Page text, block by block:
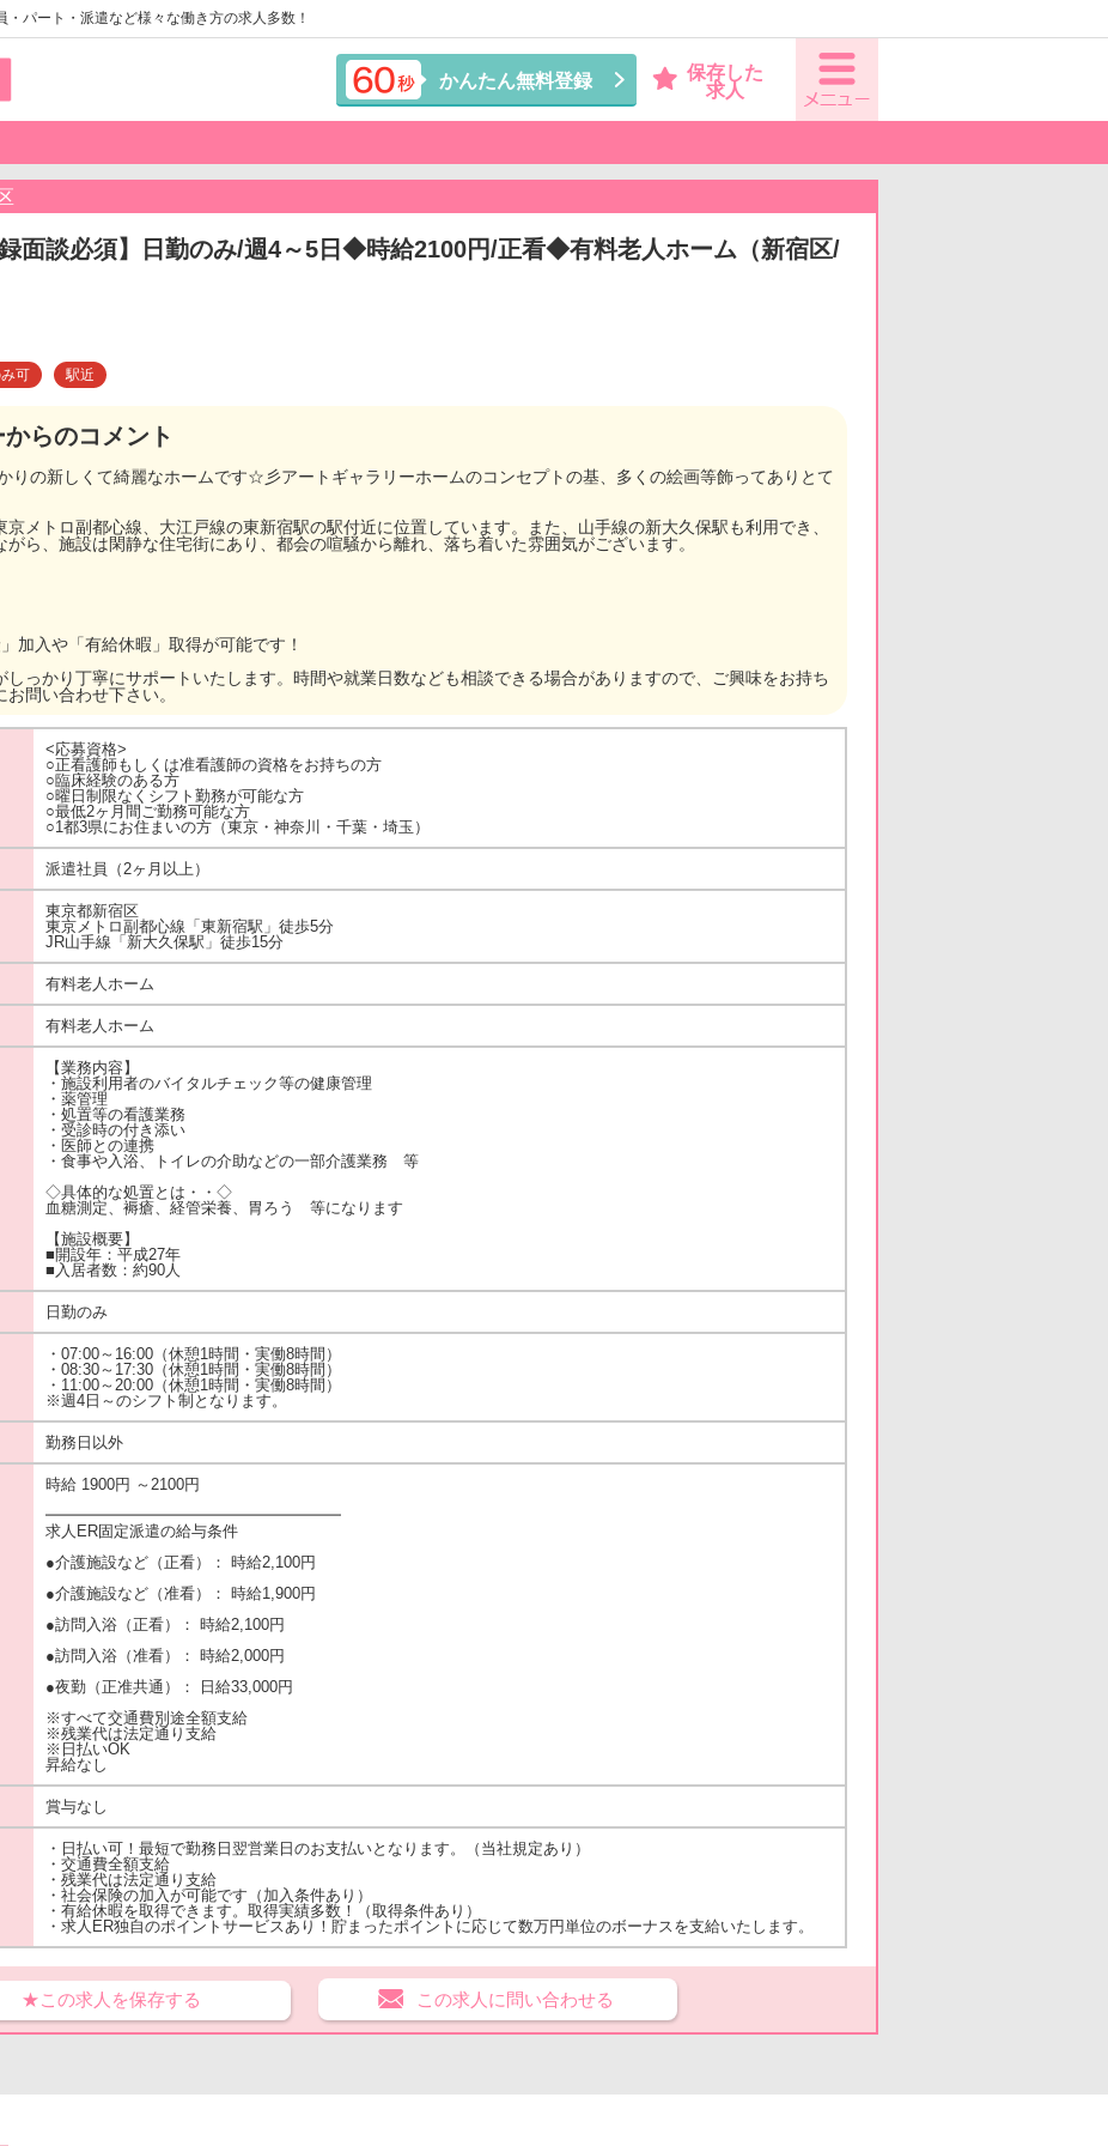
パート・派遣など様々な働き方の求人多数！
かんたん無料登録
保存した
求人
面談必須】日勤のみ/週4～5日◆時給2100円/正看◆有料老人ホーム（新宿区/
可 駅近
らのコメント
の新しくて綺麗なホームです☆彡アートギャラリーホームのコンセプトの基、多くの絵画等飾ってありとて
メトロ副都心線、大江戸線の東新宿駅の駅付近に位置しています。また、山手線の新大久保駅も利用でき、
ら、施設は閑静な住宅街にあり、都会の喧騒から離れ、落ち着いた雰囲気がございます。
加入や「有給休暇」取得が可能です！
しっかり丁寧にサポートいたします。時間や就業日数なども相談できる場合がありますので、ご興味をお持ち
問い合わせ下さい。
<応募資格>
○正看護師もしくは准看護師の資格をお持ちの方
○臨床経験のある方
○曜日制限なくシフト勤務が可能な方
○最低2ヶ月間ご勤務可能な方
○1都3県にお住まいの方（東京・神奈川・千葉・埼玉）
派遣社員（2ヶ月以上）
東京都新宿区
東京メトロ副都心線「東新宿駅」徒歩5分
JR山手線「新大久保駅」徒歩15分
有料老人ホーム
有料老人ホーム
【業務内容】
・施設利用者のバイタルチェック等の健康管理
・薬管理
・処置等の看護業務
・受診時の付き添い
・医師との連携
・食事や入浴、トイレの介助などの一部介護業務 等
◇具体的な処置とは・・◇
血糖測定、褥瘡、経管栄養、胃ろう 等になります
【施設概要】
■開設年：平成27年
■入居者数：約90人
日勤のみ
・07:00～16:00（休憩1時間・実働8時間）
・08:30～17:30（休憩1時間・実働8時間）
・11:00～20:00（休憩1時間・実働8時間）
※週4日～のシフト制となります。
勤務日以外
時給 1900円 ～2100円
━━━━━━━━━━━━━━━━━━━
求人ER固定派遣の給与条件
●介護施設など（正看）： 時給2,100円
●介護施設など（准看）： 時給1,900円
●訪問入浴（正看）： 時給2,100円
●訪問入浴（准看）： 時給2,000円
●夜勤（正准共通）： 日給33,000円
※すべて交通費別途全額支給
※残業代は法定通り支給
※日払いOK
昇給なし
賞与なし
・日払い可！最短で勤務日翌営業日のお支払いとなります。（当社規定あり）
・交通費全額支給
・残業代は法定通り支給
・社会保険の加入が可能です（加入条件あり）
・有給休暇を取得できます。取得実績多数！（取得条件あり）
・求人ER独自のポイントサービスあり！貯まったポイントに応じて数万円単位のボーナスを支給いたします。
★この求人を保存する この求人に問い合わせる